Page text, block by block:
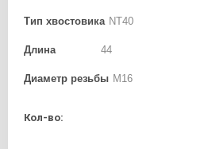
Тип хвостовика NT40
Длина 44
Диаметр резьбы М16
Кол-во: